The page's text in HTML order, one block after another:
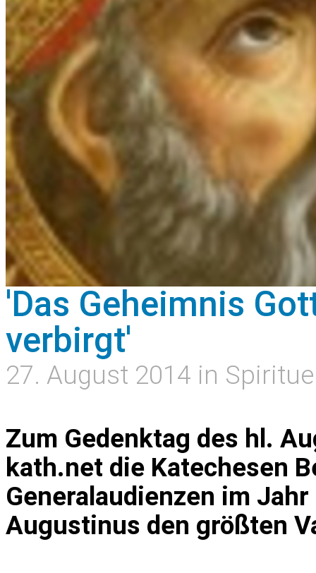
'Das Geheimnis
verbirgt'
27. August 2014 in
Zum Gedenktag des hl.
kath.net die Katechesen
Generalaudienzen im
Augustinus den größten